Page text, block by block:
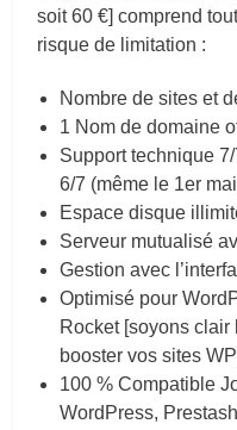
soit 60 €] comprend
risque de limitation :
Nombre de sites et
1 Nom de domaine
Support technique
6/7 (même le 1er
Espace disque
Serveur mutualisé
Gestion avec
Optimisé pour
Rocket [soyons
booster vos sites
100 % Compatible
WordPress,